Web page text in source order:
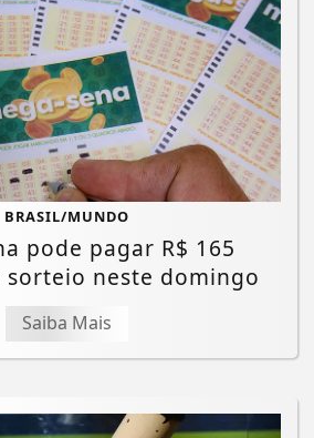
BRASIL/MUNDO
pode pagar R$ 165
sorteio neste domingo
Saiba Mais